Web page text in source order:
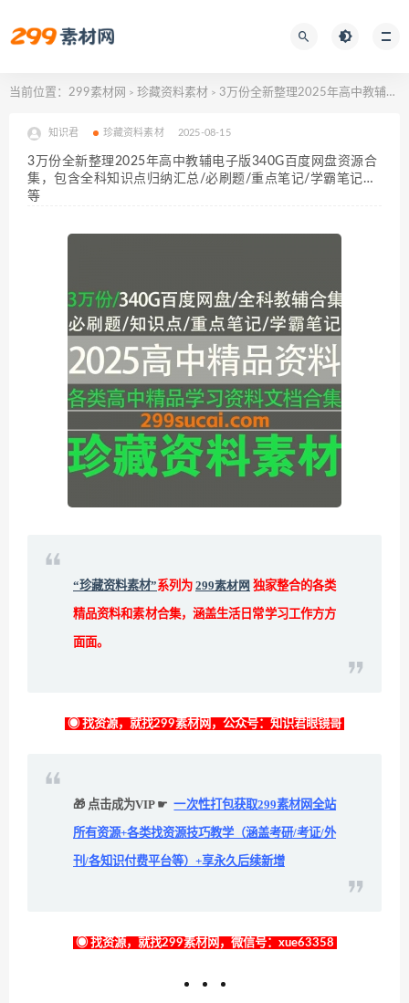
当前位置： 299素材网 > 珍藏资料素材 > 3万份全新整理2025年高中教辅电子版340G百度网盘资源合集，包含全科知识点归纳汇总/必刷题/重点笔记/学霸笔记…等
知识君 珍藏资料素材 2025-08-15
3万份全新整理2025年高中教辅电子版340G百度网盘资源合
集，包含全科知识点归纳汇总/必刷题/重点笔记/学霸笔记…
等
“珍藏资料素材”系列为 299素材网 独家整合的各类
精品资料和素材合集，涵盖生活日常学习工作方方
面面。
◉ 找资源，就找299素材网，公众号：知识君眼镜哥
🎁 点击成为VIP ☛ 一次性打包获取299素材网全站
所有资源+各类找资源技巧教学（涵盖考研/考证/外
刊/各知识付费平台等）+享永久后续新增
◉ 找资源，就找299素材网，微信号：xue63358